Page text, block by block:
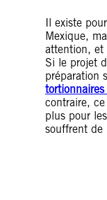
Il existe
Mexique,
attention, et
Si le projet
préparation
contraire,
plus pour
souffrent de